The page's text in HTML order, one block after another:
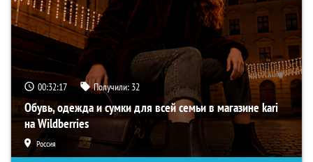
00:32:16 Получили: 32
Обувь, одежда и сумки для всей семьи в магазине kari
на Wildberries
Россия